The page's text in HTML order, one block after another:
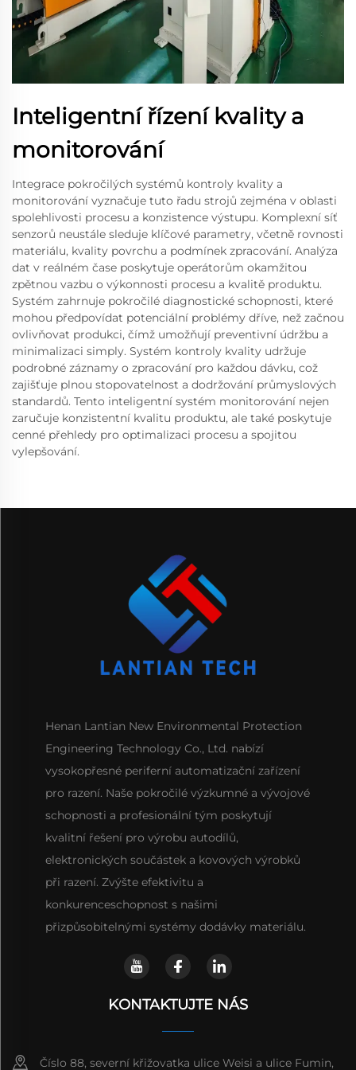
Inteligentní řízení kvality a
monitorování
Integrace pokročilých systémů kontroly kvality a
monitorování vyznačuje tuto řadu strojů zejména v oblasti
spolehlivosti procesu a konzistence výstupu. Komplexní síť
senzorů neustále sleduje klíčové parametry, včetně rovnosti
materiálu, kvality povrchu a podmínek zpracování. Analýza
dat v reálném čase poskytuje operátorům okamžitou
zpětnou vazbu o výkonnosti procesu a kvalitě produktu.
Systém zahrnuje pokročilé diagnostické schopnosti, které
mohou předpovídat potenciální problémy dříve, než začnou
ovlivňovat produkci, čímž umožňují preventivní údržbu a
minimalizaci simply. Systém kontroly kvality udržuje
podrobné záznamy o zpracování pro každou dávku, což
zajišťuje plnou stopovatelnost a dodržování průmyslových
standardů. Tento inteligentní systém monitorování nejen
zaručuje konzistentní kvalitu produktu, ale také poskytuje
cenné přehledy pro optimalizaci procesu a spojitou
vylepšování.
Henan Lantian New Environmental Protection
Engineering Technology Co., Ltd. nabízí
vysokopřesné periferní automatizační zařízení
pro razení. Naše pokročilé výzkumné a vývojové
schopnosti a profesionální tým poskytují
kvalitní řešení pro výrobu autodílů,
elektronických součástek a kovových výrobků
při razení. Zvýšte efektivitu a
konkurenceschopnost s našimi
přizpůsobitelnými systémy dodávky materiálu.
KONTAKTUJTE NÁS
Číslo 88, severní křižovatka ulice Weisi a ulice Fumin,